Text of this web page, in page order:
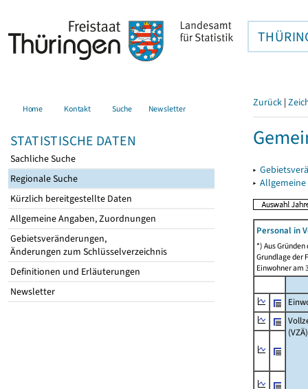
Home Kontakt Suche Newsletter
STATISTISCHE DATEN
Sachliche Suche
Regionale Suche
Kürzlich bereitgestellte Daten
Allgemeine Angaben, Zuordnungen
Gebietsveränderungen,
Änderungen zum Schlüsselverzeichnis
Definitionen und Erläuterungen
Newsletter
Zurück |
▸
▸
Personal in
*) Aus
Grundlage der
Einwohner am
(VZÄ)